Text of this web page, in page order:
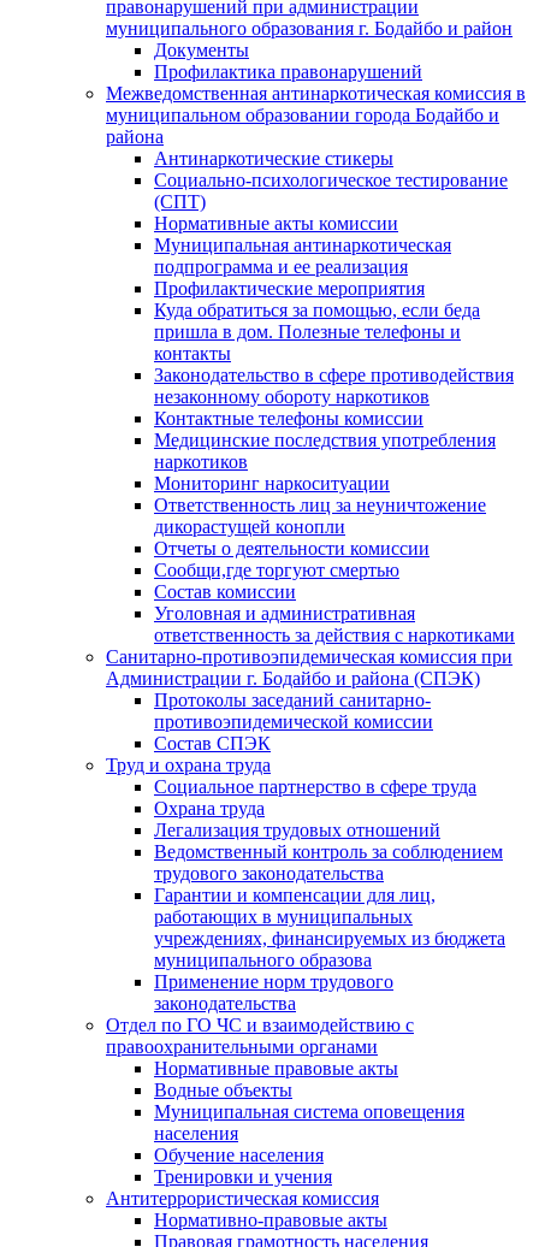
правонарушений при администрации
муниципального образования г. Бодайбо и район
Документы
Профилактика правонарушений
Межведомственная антинаркотическая комиссия в
муниципальном образовании города Бодайбо и
района
Антинаркотические стикеры
Социально-психологическое тестирование
(СПТ)
Нормативные акты комиссии
Муниципальная антинаркотическая
подпрограмма и ее реализация
Профилактические мероприятия
Куда обратиться за помощью, если беда
пришла в дом. Полезные телефоны и
контакты
Законодательство в сфере противодействия
незаконному обороту наркотиков
Контактные телефоны комиссии
Медицинские последствия употребления
наркотиков
Мониторинг наркоситуации
Ответственность лиц за неуничтожение
дикорастущей конопли
Отчеты о деятельности комиссии
Сообщи,где торгуют смертью
Состав комиссии
Уголовная и административная
ответственность за действия с наркотиками
Санитарно-противоэпидемическая комиссия при
Администрации г. Бодайбо и района (СПЭК)
Протоколы заседаний санитарно-
противоэпидемической комиссии
Состав СПЭК
Труд и охрана труда
Социальное партнерство в сфере труда
Охрана труда
Легализация трудовых отношений
Ведомственный контроль за соблюдением
трудового законодательства
Гарантии и компенсации для лиц,
работающих в муниципальных
учреждениях, финансируемых из бюджета
муниципального образова
Применение норм трудового
законодательства
Отдел по ГО ЧС и взаимодействию с
правоохранительными органами
Нормативные правовые акты
Водные объекты
Муниципальная система оповещения
населения
Обучение населения
Тренировки и учения
Антитеррористическая комиссия
Нормативно-правовые акты
Правовая грамотность населения